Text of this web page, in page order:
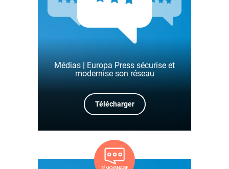
Médias | Europa Press sécurise et
modernise son réseau
Télécharger